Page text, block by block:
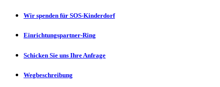
Wir spenden für SOS-Kinderdorf
Einrichtungspartner-Ring
Schicken Sie uns Ihre Anfrage
Wegbeschreibung